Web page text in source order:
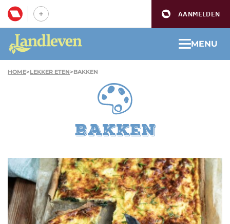
AANMELDEN
MENU
HOME>LEKKER ETEN>BAKKEN
Bakken